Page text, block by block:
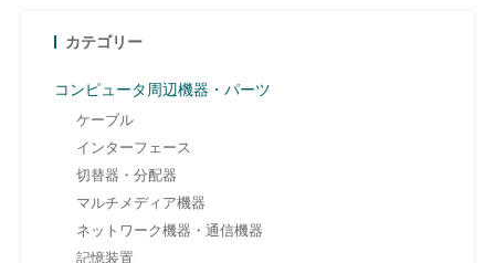
カテゴリー
コンピュータ周辺機器・パーツ
ケーブル
インターフェース
切替器・分配器
マルチメディア機器
ネットワーク機器・通信機器
記憶装置